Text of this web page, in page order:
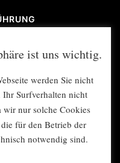
922 77 67
mex.de
ist uns wichtig.
werden Sie nicht
Ihr Surfverhalten nicht
wir nur solche Cookies
für den Betrieb der
notwendig sind.